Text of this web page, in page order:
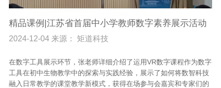
精品课例|江苏省首届中小学教师数字素养展示活动
2024-12-04 来源： 矩道科技
在数字工具展示环节，张老师详细介绍了运用VR数字课程作为数字
工具在初中生物教学中的探索与实践经验，展示了如何将数智科技
融入日常教学的课堂教学新模式，获得在场参与会嘉宾和专家们的